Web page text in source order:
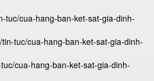
tuc/cua-hang-ban-ket-sat-gia-dinh-
tuc/cua-hang-ban-ket-sat-gia-dinh-
cua-hang-ban-ket-sat-gia-dinh-